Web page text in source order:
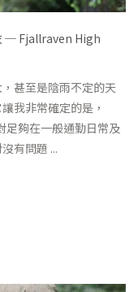
─ Fjallraven High
甚至是陰雨不定的天
我非常確定的是，
夠在一般通勤日常及
有問題 ...